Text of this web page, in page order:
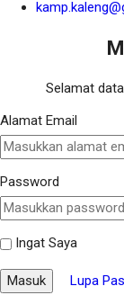
Selamat
Alamat Email
Password
Ingat Saya
Masuk Lupa